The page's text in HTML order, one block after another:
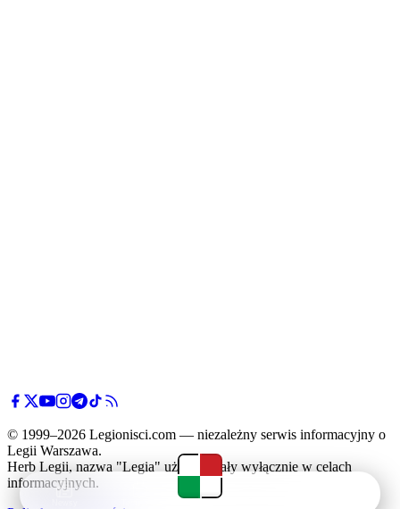
© 1999–2026 Legionisci.com — niezależny serwis informacyjny o
Legii Warszawa.
Herb Legii, nazwa "Legia" użyte zostały wyłącznie w celach
informacyjnych.